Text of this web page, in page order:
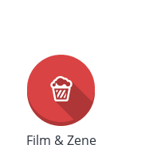
Film & Zene